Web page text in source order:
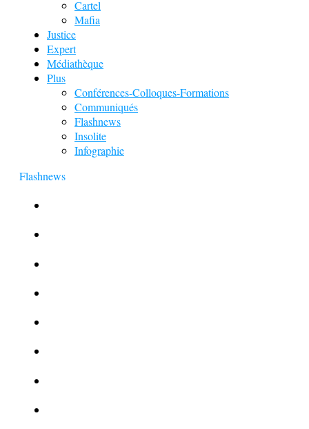
Cartel
Mafia
Justice
Expert
Médiathèque
Plus
Conférences-Colloques-Formations
Communiqués
Flashnews
Insolite
Infographie
Flashnews